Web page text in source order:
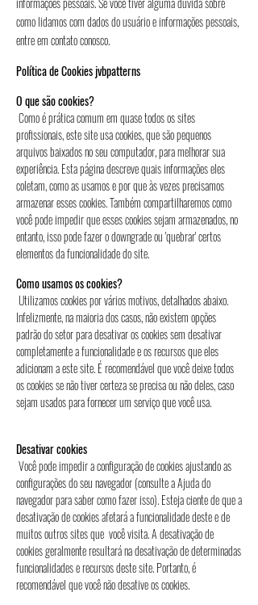
como lidamos com dados do usuário e informações pessoais,
entre em contato conosco.
Política de Cookies jvbpatterns
O que são cookies?
Como é prática comum em quase todos os sites
profissionais, este site usa cookies, que são pequenos
arquivos baixados no seu computador, para melhorar sua
experiência. Esta página descreve quais informações eles
coletam, como as usamos e por que às vezes precisamos
armazenar esses cookies. Também compartilharemos como
você pode impedir que esses cookies sejam armazenados, no
entanto, isso pode fazer o downgrade ou 'quebrar' certos
elementos da funcionalidade do site.
Como usamos os cookies?
Utilizamos cookies por vários motivos, detalhados abaixo.
Infelizmente, na maioria dos casos, não existem opções
padrão do setor para desativar os cookies sem desativar
completamente a funcionalidade e os recursos que eles
adicionam a este site. É recomendável que você deixe todos
os cookies se não tiver certeza se precisa ou não deles, caso
sejam usados ​​para fornecer um serviço que você usa.
Desativar cookies
Você pode impedir a configuração de cookies ajustando as
configurações do seu navegador (consulte a Ajuda do
navegador para saber como fazer isso). Esteja ciente de que a
desativação de cookies afetará a funcionalidade deste e de
muitos outros sites que você visita. A desativação de
cookies geralmente resultará na desativação de determinadas
funcionalidades e recursos deste site. Portanto, é
recomendável que você não desative os cookies.